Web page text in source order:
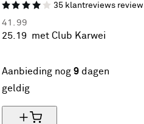
35 klantreviews
41. 99
25. 19 met Club Karwei
Aanbieding nog 9 dagen
geldig